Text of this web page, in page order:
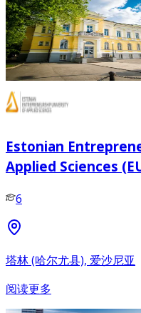
Estonian
Applied Sciences
6
塔林 (哈尔尤县), 爱沙尼亚
阅读更多